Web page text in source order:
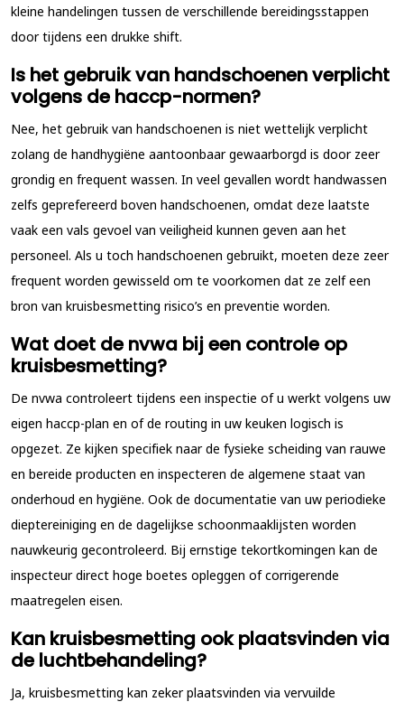
kleine handelingen tussen de verschillende bereidingsstappen
door tijdens een drukke shift.
Is het gebruik van handschoenen verplicht
volgens de haccp-normen?
Nee, het gebruik van handschoenen is niet wettelijk verplicht
zolang de handhygiëne aantoonbaar gewaarborgd is door zeer
grondig en frequent wassen. In veel gevallen wordt handwassen
zelfs geprefereerd boven handschoenen, omdat deze laatste
vaak een vals gevoel van veiligheid kunnen geven aan het
personeel. Als u toch handschoenen gebruikt, moeten deze zeer
frequent worden gewisseld om te voorkomen dat ze zelf een
bron van kruisbesmetting risico’s en preventie worden.
Wat doet de nvwa bij een controle op
kruisbesmetting?
De nvwa controleert tijdens een inspectie of u werkt volgens uw
eigen haccp-plan en of de routing in uw keuken logisch is
opgezet. Ze kijken specifiek naar de fysieke scheiding van rauwe
en bereide producten en inspecteren de algemene staat van
onderhoud en hygiëne. Ook de documentatie van uw periodieke
dieptereiniging en de dagelijkse schoonmaaklijsten worden
nauwkeurig gecontroleerd. Bij ernstige tekortkomingen kan de
inspecteur direct hoge boetes opleggen of corrigerende
maatregelen eisen.
Kan kruisbesmetting ook plaatsvinden via
de luchtbehandeling?
Ja, kruisbesmetting kan zeker plaatsvinden via vervuilde